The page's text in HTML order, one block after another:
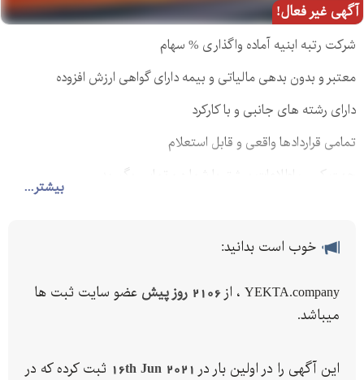
آگهی غیر فعال!
بیشتر...
شرکت رتبه ابنیه آماده واگذاری % سهام
معتبر و بدون بدهی مالیاتی و بیمه دارای گواهی ارزش افزوده
دارای رشته های جانبی و با کارکرد
تمامی قراردادها واقعی و قابل استعلام
جهت کسب اطلاعات بیشتر با شماره و تماس بگیرید
خوب است بدانید:
YEKTA.company ، از 2106 روز پیش
عضو سایت ثبت ها
میباشد.
این آگهی را در اولین بار در 16th Jun 2021 ثبت کرده که در